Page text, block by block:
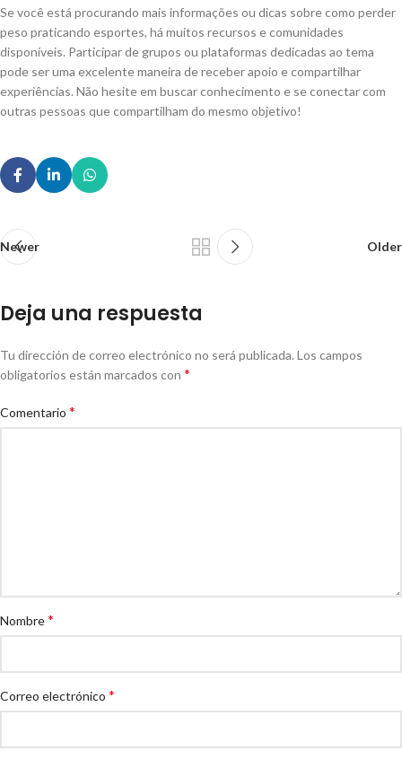
Se você está procurando mais informações ou dicas sobre como perder
peso praticando esportes, há muitos recursos e comunidades
disponíveis. Participar de grupos ou plataformas dedicadas ao tema
pode ser uma excelente maneira de receber apoio e compartilhar
experiências. Não hesite em buscar conhecimento e se conectar com
outras pessoas que compartilham do mesmo objetivo!
Newer Older
Deja una respuesta
Tu dirección de correo electrónico no será publicada. Los campos
obligatorios están marcados con *
Comentario *
Nombre*
Correo electrónico *